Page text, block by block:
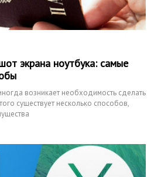
экрана ноутбука: самые
возникает необходимость сделать
существует несколько способов,